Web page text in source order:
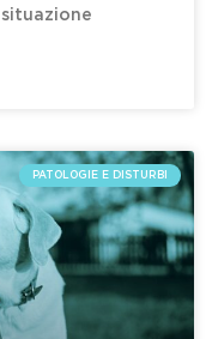
PATOLOGIE E DISTURBI